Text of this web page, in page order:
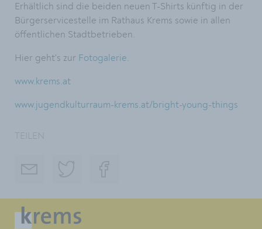
Erhältlich sind die beiden neuen T-Shirts künftig in der
Bürgerservicestelle im Rathaus Krems sowie in allen
öffentlichen Stadtbetrieben.
Hier geht's zur Fotogalerie.
www.krems.at
www.jugendkulturraum-krems.at/bright-young-things